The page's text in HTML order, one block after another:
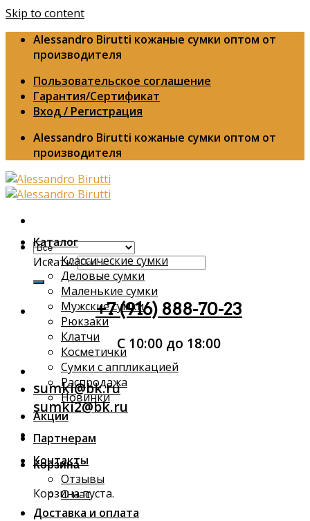
Skip to content
Alessandro Birutti кожаные сумки оптом от
производителя
Пользовательское соглашение
Гарантия/Сертификат
Вход / Регистрация
Alessandro Birutti кожаные сумки оптом от
производителя
Искать:
+7 (916) 888-70-23
С 10:00 до 18:00
sumki@bk.ru
sumki2@bk.ru
Корзина
Корзина пуста.
Каталог
Классические сумки
Деловые сумки
Маленькие сумки
Мужские сумки
Рюкзаки
Клатчи
Косметички
Сумки с аппликацией
Распродажа
Новинки
Акции
Партнерам
Контакты
Отзывы
О нас
Доставка и оплата